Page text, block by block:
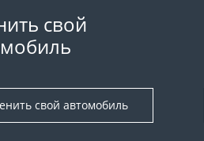
свой
свой автомобиль